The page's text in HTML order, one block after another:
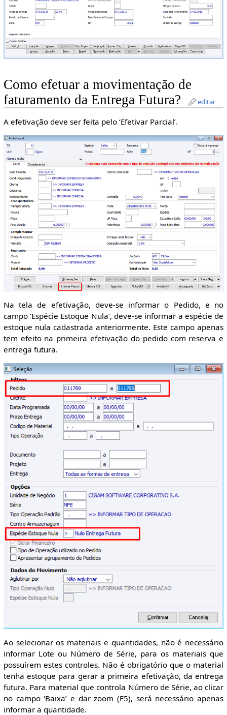
Como efetuar a movimentação de
faturamento da Entrega Futura?
editar
A efetivação deve ser feita pelo ‘Efetivar Parcial’.
Na tela de efetivação, deve-se informar o Pedido, e no
campo ‘Espécie Estoque Nula’, deve-se informar a espécie de
estoque nula cadastrada anteriormente. Este campo apenas
tem efeito na primeira efetivação do pedido com reserva e
entrega futura.
Ao selecionar os materiais e quantidades, não é necessário
informar Lote ou Número de Série, para os materiais que
possuírem estes controles. Não é obrigatório que o material
tenha estoque para gerar a primeira efetivação, da entrega
futura. Para material que controla Número de Série, ao clicar
no campo ‘Baixa’ e dar zoom (F5), será necessário apenas
informar a quantidade.